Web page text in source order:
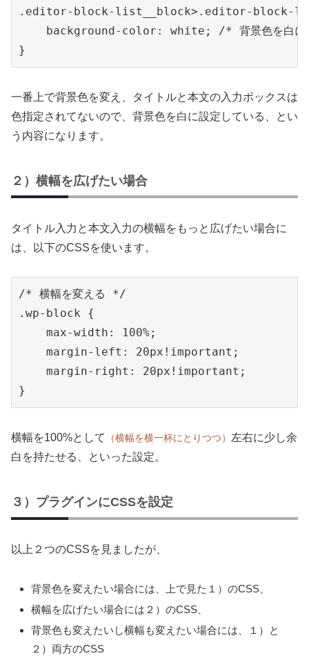
.editor-block-list__block>.editor-block-
background-color: white; /* 背景色を白に
}
一番上で背景色を変え、タイトルと本文の入力ボックスは
色指定されてないので、背景色を白に設定している、とい
う内容になります。
２）横幅を広げたい場合
タイトル入力と本文入力の横幅をもっと広げたい場合に
は、以下のCSSを使います。
/* 横幅を変える */
.wp-block {
    max-width: 100%;
    margin-left: 20px!important;
    margin-right: 20px!important;
横幅を100%として （横幅を横一杯にとりつつ） 左右に少し余
白を持たせる、といった設定。
３）プラグインにCSSを設定
以上２つのCSSを見ましたが、
背景色を変えたい場合には、上で見た１）のCSS、
横幅を広げたい場合には２）のCSS、
背景色も変えたいし横幅も変えたい場合には、１）と
２）両方のCSS